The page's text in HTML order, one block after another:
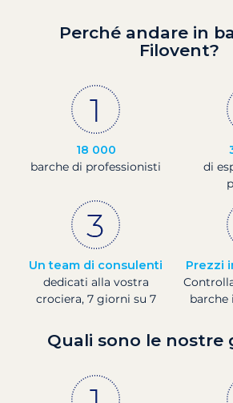
Perché andare in
Filovent?
18 000
barche di professionisti
di
Un team di consulenti
dedicati alla vostra
crociera, 7 giorni su 7
Prezzi
barche
Quali sono le nostre